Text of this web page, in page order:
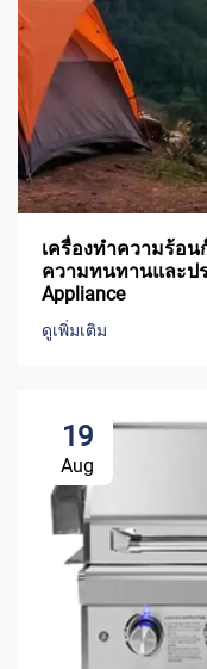
เครื่องทำความร้อ
ความทนทานและป
Appliance
ดูเพิ่มเติม
19
Aug